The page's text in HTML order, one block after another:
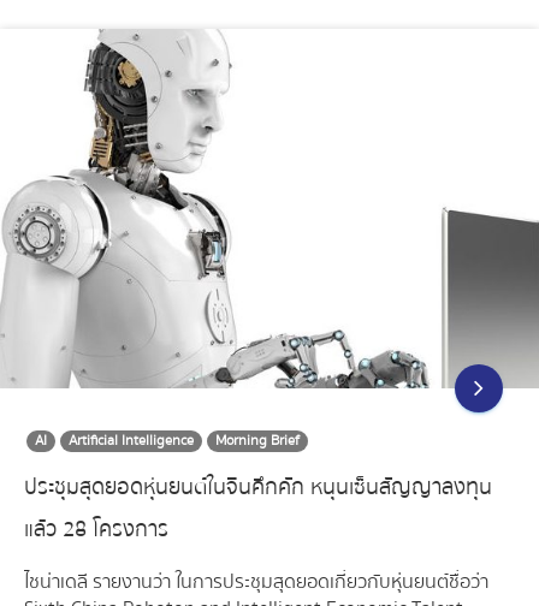
AI Artificial Intelligence Morning Brief
ประชุมสุดยอดหุ่นยนต์ในจีนคึกคัก หนุนเซ็นสัญญาลงทุน
แล้ว 28 โครงการ
ไชน่าเดลี รายงานว่า ในการประชุมสุดยอดเกี่ยวกับหุ่นยนต์ชื่อว่า